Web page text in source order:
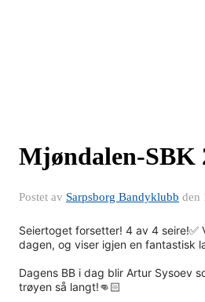
Mjøndalen-SBK
Postet av Sarpsborg Bandyklubb den
Seiertoget forsetter! 4 av 4 seire!✅
dagen, og viser igjen en fantastisk
Dagens BB i dag blir Artur Sysoev
trøyen så langt!👊🏻